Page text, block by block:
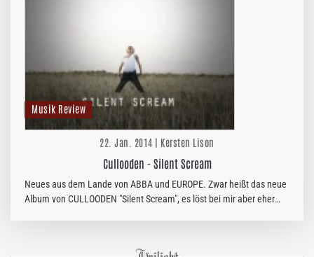
Musik Review
22. Jan. 2014 | Kersten Lison
Cullooden - Silent Scream
Neues aus dem Lande von ABBA und EUROPE. Zwar heißt das neue
Album von CULLOODEN "Silent Scream", es löst bei mir aber eher